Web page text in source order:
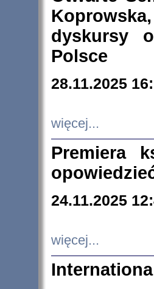
dyskursy
Polsce
28.11.2025
więcej...
Premiera
24.11.2025
więcej...